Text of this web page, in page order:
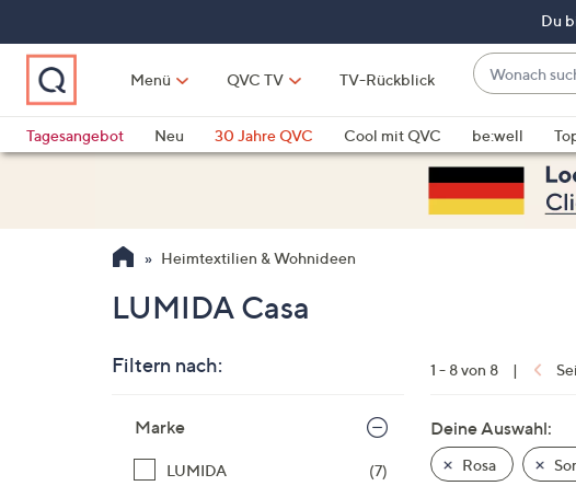
springen
Du
Menü QVC TV TV-Rückblick
Wonach
suchst
du
heute?
Vorschläge
verfügbar
sind,
verwenden
und
unten
oder
wischen
Tagesangebot
Neu 30 Jahre QVC Cool mit QVC be:well
Heimtextilien & Wohnideen
LUMIDA Casa
Filtern nach:
Produktliste
Marke
LUMIDA (7)
1 - 8 von 8 |
Deine Auswahl:
Rosa